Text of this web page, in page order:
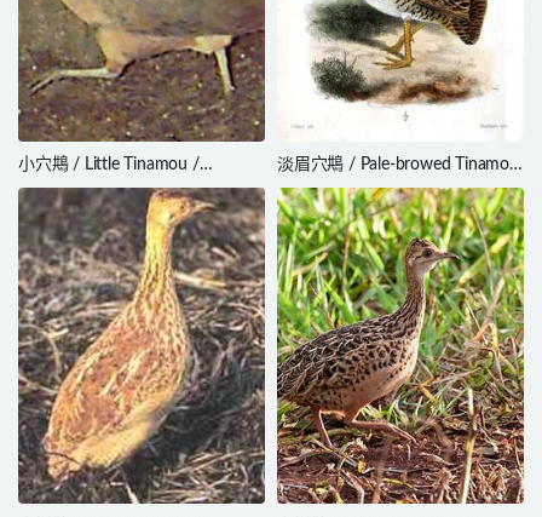
小穴䳍 / Little Tinamou /
Crypturellus soui
淡眉穴䳍 / Pale-browed Tinamou
/ Crypturellus transfasciatus